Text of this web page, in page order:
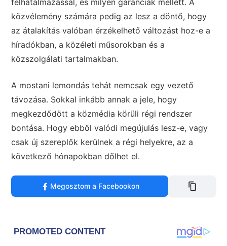
felhatalmazással, és milyen garanciák mellett. A
közvélemény számára pedig az lesz a döntő, hogy
az átalakítás valóban érzékelhető változást hoz-e a
híradókban, a közéleti műsorokban és a
közszolgálati tartalmakban.
A mostani lemondás tehát nemcsak egy vezető
távozása. Sokkal inkább annak a jele, hogy
megkezdődött a közmédia körüli régi rendszer
bontása. Hogy ebből valódi megújulás lesz-e, vagy
csak új szereplők kerülnek a régi helyekre, az a
következő hónapokban dőlhet el.
Megosztom a Facebookon